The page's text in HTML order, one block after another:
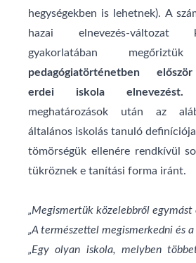
hegységekben is lehetnek). A
hazai elnevezés-változat
gyakorlatában
pedagógiatörténetben
erdei iskola
meghatározások után az
általános iskolás tanuló
tömörségük ellenére rendkívül
tükröznek e tanítási forma iránt.
„Megismertük közelebbről egymást
„A természettel megismerkedni és
„Egy olyan iskola, melyben